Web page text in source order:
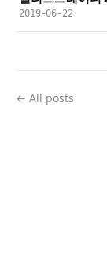
2019-06-22
← All posts